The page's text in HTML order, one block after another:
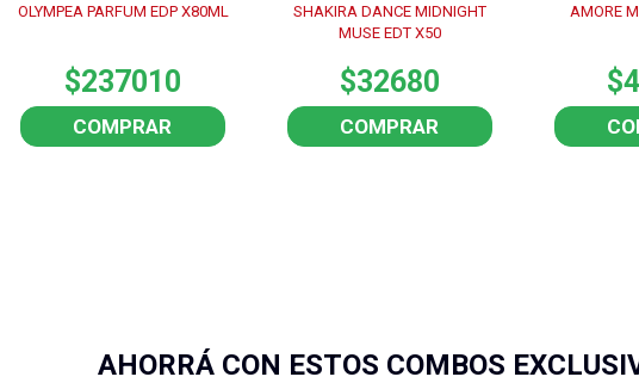
OLYMPEA PARFUM EDP X80ML
$237010
COMPRAR
SHAKIRA DANCE MIDNIGHT
MUSE EDT X50
$32680
COMPRAR
AMORE
AHORRÁ CON ESTOS COMBOS